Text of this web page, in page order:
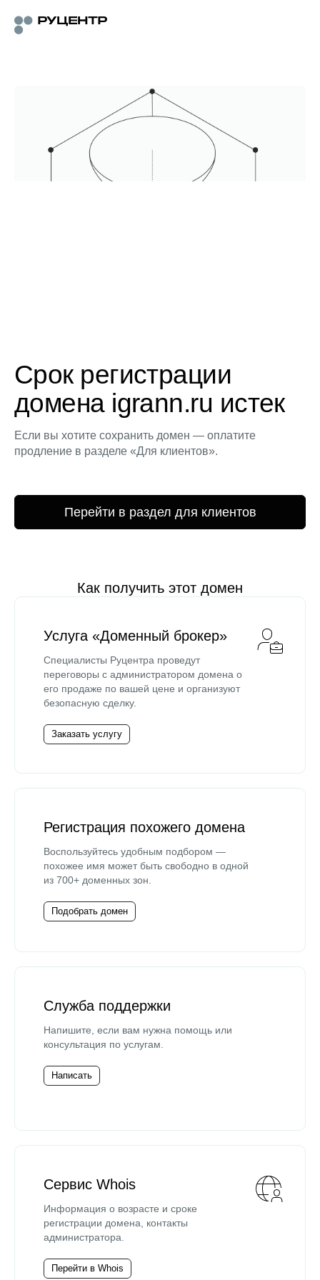
Срок регистрации
домена igrann.ru истек
Если вы хотите сохранить домен — оплатите
продление в разделе «Для клиентов».
Перейти в раздел для клиентов
Как получить этот домен
Услуга «Доменный брокер»
Специалисты Руцентра проведут
переговоры с администратором домена о
его продаже по вашей цене и организуют
безопасную сделку.
Заказать услугу
Регистрация похожего домена
Воспользуйтесь удобным подбором —
похожее имя может быть свободно в одной
из 700+ доменных зон.
Подобрать домен
Служба поддержки
Напишите, если вам нужна помощь или
консультация по услугам.
Написать
Сервис Whois
Информация о возрасте и сроке
регистрации домена, контакты
администратора.
Перейти в Whois